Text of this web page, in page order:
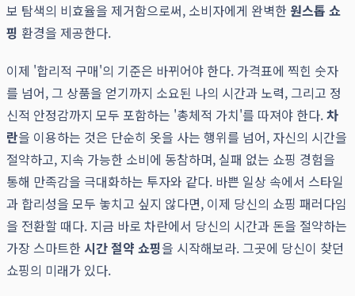
보 탐색의 비효율을 제거함으로써, 소비자에게 완벽한 원스톱 쇼
핑 환경을 제공한다.
이제 '합리적 구매'의 기준은 바뀌어야 한다. 가격표에 찍힌 숫자
를 넘어, 그 상품을 얻기까지 소요된 나의 시간과 노력, 그리고 정
신적 안정감까지 모두 포함하는 '총체적 가치'를 따져야 한다.차
란을 이용하는 것은 단순히 옷을 사는 행위를 넘어, 자신의 시간을
절약하고, 지속 가능한 소비에 동참하며, 실패 없는 쇼핑 경험을
통해 만족감을 극대화하는 투자와 같다. 바쁜 일상 속에서 스타일
과 합리성을 모두 놓치고 싶지 않다면, 이제 당신의 쇼핑 패러다임
을 전환할 때다. 지금 바로 차란에서 당신의 시간과 돈을 절약하는
가장 스마트한시간 절약 쇼핑을 시작해보라. 그곳에 당신이 찾던
쇼핑의 미래가 있다.